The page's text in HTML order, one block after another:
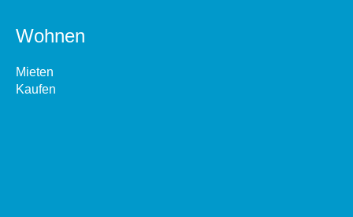
Wohnen
Mieten
Kaufen